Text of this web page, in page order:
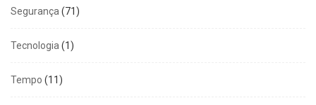
Segurança (71)
Tecnologia (1)
Tempo (11)